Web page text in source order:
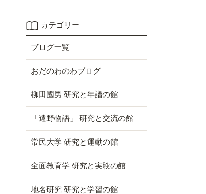
カテゴリー
ブログ一覧
おだのわのわブログ
柳田國男 研究と年譜の館
「遠野物語」 研究と交流の館
常民大学 研究と運動の館
全面教育学 研究と実験の館
地名研究 研究と学習の館